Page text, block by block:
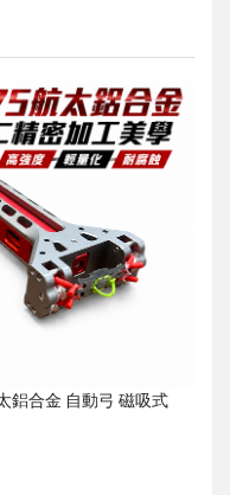
鋁合金 自動弓 磁吸式